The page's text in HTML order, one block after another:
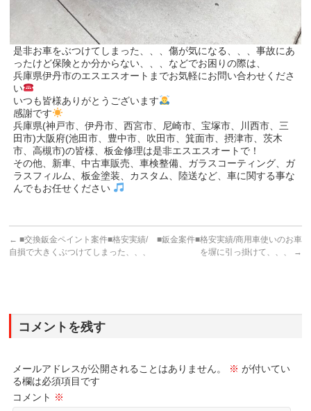
是非お車をぶつけてしまった、、、傷が気になる、、、事故にあ
ったけど保険とか分からない、、、などでお困りの際は、
兵庫県伊丹市のエスエスオートまでお気軽にお問い合わせくださ
い
いつも皆様ありがとうございます
感謝です
兵庫県(神戸市、伊丹市、西宮市、尼崎市、宝塚市、川西市、三
田市)大阪府(池田市、豊中市、吹田市、箕面市、摂津市、茨木
市、高槻市)の皆様、板金修理は是非エスエスオートで！
その他、新車、中古車販売、車検整備、ガラスコーティング、ガ
ラスフィルム、板金塗装、カスタム、陸送など、車に関する事な
んでもお任せください
← ■交換鈑金ペイント案件■格安実績/
自損で大きくぶつけてしまった、、、
■鈑金案件■格安実績/商用車使いのお車
を塀に引っ掛けて、、、
→
コメントを残す
メールアドレスが公開されることはありません。 ※ が付いてい
る欄は必須項目です
コメント ※